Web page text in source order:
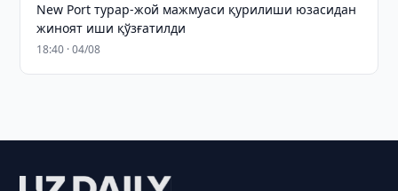
New Port турар-жой мажмуаси қурилиши юзасидан
жиноят иши қўзғатилди
18:40 · 04/08